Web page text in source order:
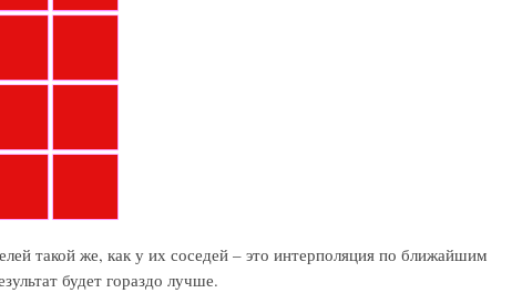
такой же, как у их соседей – это интерполяция по ближайшим
будет гораздо лучше.